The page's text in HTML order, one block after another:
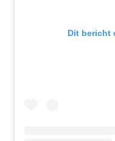
Dit bericht